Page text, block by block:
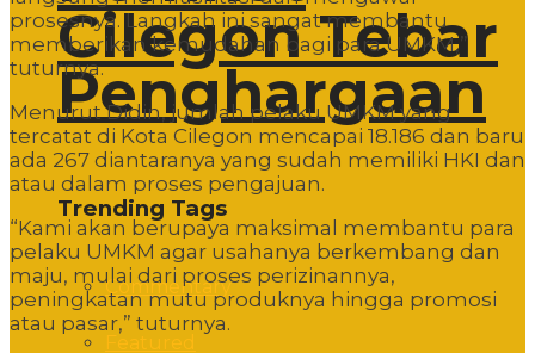
Cilegon Tebar
Penghargaan
Trending Tags
Commentary
prosesnya. Langkah ini sangat membantu
memberikan kemudahan bagi para UMKM,”
tuturnya.
Menurut Didin, jumlah pelaku UMKM yang
tercatat di Kota Cilegon mencapai 18.186 dan baru
ada 267 diantaranya yang sudah memiliki HKI dan
atau dalam proses pengajuan.
“Kami akan berupaya maksimal membantu para
pelaku UMKM agar usahanya berkembang dan
maju, mulai dari proses perizinannya,
peningkatan mutu produknya hingga promosi
atau pasar,” tuturnya.